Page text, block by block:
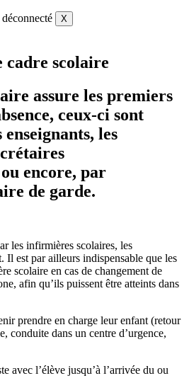
X
cadre scolaire
assure les premiers
ceux-ci sont
les
encore, par
de garde.
les infirmières scolaires, les
Il est par ailleurs indispensable que les
scolaire en cas de changement de
afin qu’ils puissent être atteints dans
prendre en charge leur enfant (retour
conduite dans un centre d’urgence,
avec l’élève jusqu’à l’arrivée du ou